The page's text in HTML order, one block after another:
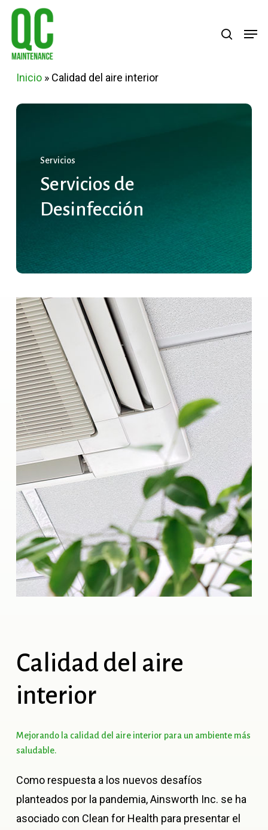
Skip
main
Inicio» Calidad del aire interior
Servicios
Servicios de
Desinfección
Calidad del aire
interior
Mejorando la calidad del aire interior para un ambiente más
saludable.
Como respuesta a los nuevos desafíos
planteados por la pandemia, Ainsworth Inc. se ha
asociado con Clean for Health para presentar el